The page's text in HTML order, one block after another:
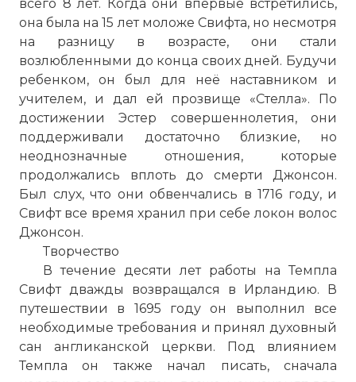
всего 8 лет. Когда они впервые встретились,
она была на 15 лет моложе Свифта, но несмотря
на разницу в возрасте, они стали
возлюбленными до конца своих дней. Будучи
ребенком, он был для неё наставником и
учителем, и дал ей прозвище «Стелла». По
достижении Эстер совершеннолетия, они
поддерживали достаточно близкие, но
неоднозначные отношения, которые
продолжались вплоть до смерти Джонсон.
Был слух, что они обвенчались в 1716 году, и
Свифт все время хранил при себе локон волос
Джонсон.
Творчество
В течение десяти лет работы на Темпла
Свифт дважды возвращался в Ирландию. В
путешествии в 1695 году он выполнил все
необходимые требования и принял духовный
сан англиканской церкви. Под влиянием
Темпла он также начал писать, сначала